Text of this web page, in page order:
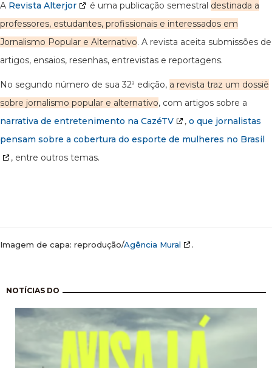
A Revista Alterjor é uma publicação semestral destinada a
professores, estudantes, profissionais e interessados em
Jornalismo Popular e Alternativo. A revista aceita submissões de
artigos, ensaios, resenhas, entrevistas e reportagens.
No segundo número de sua 32ª edição, a revista traz um dossiê
sobre jornalismo popular e alternativo, com artigos sobre a
narrativa de entretenimento na CazéTV
, o que jornalistas
pensam sobre a cobertura do esporte de mulheres no Brasil
, entre outros temas.
Imagem de capa: reprodução/Agência Mural .
NOTÍCIAS DO
Paginação